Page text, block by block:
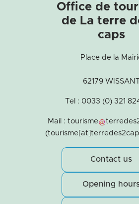
Office de
de La terre
caps
Place de la
62179 WISSANT
Tel : 0033 (0) 321
Mail : tourisme
Contact us
Opening